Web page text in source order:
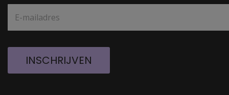
INSCHRIJVEN